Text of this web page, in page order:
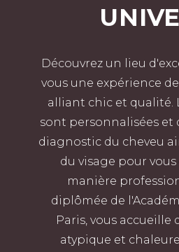
Découvrez un lieu
vous une expérience
alliant chic et qualité.
sont personnalisées
diagnostic du cheveu
du visage pour
manière
diplômée de
Paris, vous accueille
atypique et